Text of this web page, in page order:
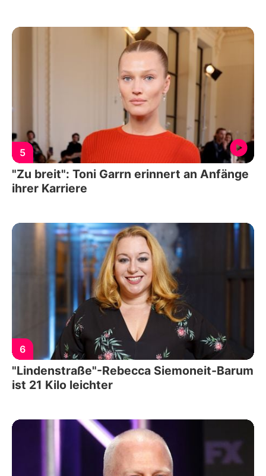
5
"Zu breit": Toni Garrn erinnert an Anfänge
ihrer Karriere
6
"Lindenstraße"-Rebecca Siemoneit-Barum
ist 21 Kilo leichter